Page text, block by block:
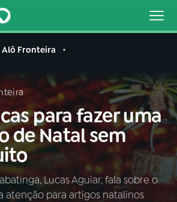
Buscar
AO VIVO
Alô Fronteira
para fazer uma
de Natal sem
Lucas Aguiar, fala sobre o
atenção para artigos natalinos